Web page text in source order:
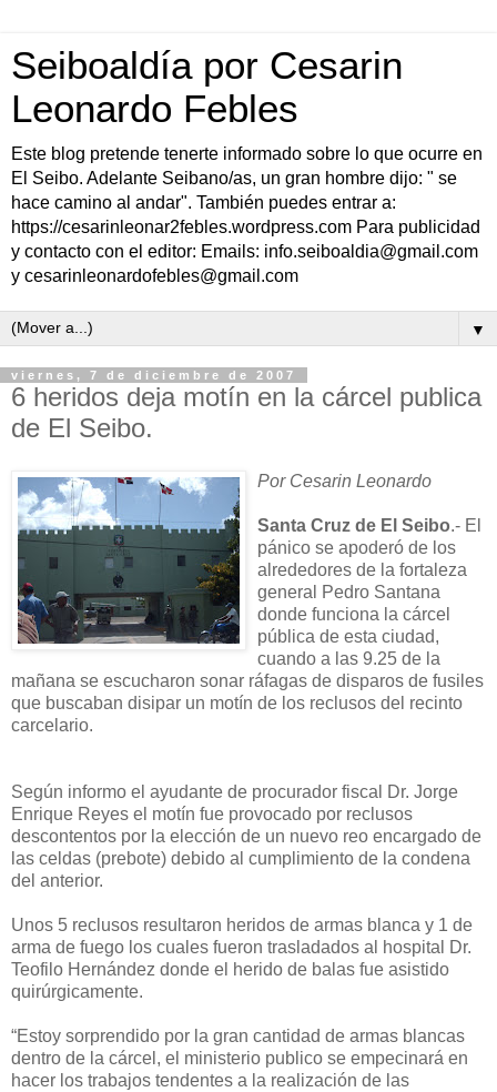
Seiboaldía por Cesarin
Leonardo Febles
Este blog pretende tenerte informado sobre lo que ocurre en
El Seibo. Adelante Seibano/as, un gran hombre dijo: " se
hace camino al andar". También puedes entrar a:
https://cesarinleonar2febles.wordpress.com Para publicidad
y contacto con el editor: Emails: info.seiboaldia@gmail.com
y cesarinleonardofebles@gmail.com
▼
viernes, 7 de diciembre de 2007
6 heridos deja motín en la cárcel publica
de El Seibo.
Por Cesarin Leonardo
Santa Cruz de El Seibo.- El
pánico se apoderó de los
alrededores de la fortaleza
general Pedro Santana
donde funciona la cárcel
pública de esta ciudad,
cuando a las 9.25 de la
mañana se escucharon sonar ráfagas de disparos de fusiles
que buscaban disipar un motín de los reclusos del recinto
carcelario.
Según informo el ayudante de procurador fiscal Dr. Jorge
Enrique Reyes el motín fue provocado por reclusos
descontentos por la elección de un nuevo reo encargado de
las celdas (prebote) debido al cumplimiento de la condena
del anterior.
Unos 5 reclusos resultaron heridos de armas blanca y 1 de
arma de fuego los cuales fueron trasladados al hospital Dr.
Teofilo Hernández donde el herido de balas fue asistido
quirúrgicamente.
“Estoy sorprendido por la gran cantidad de armas blancas
dentro de la cárcel, el ministerio publico se empecinará en
hacer los trabajos tendentes a la realización de las